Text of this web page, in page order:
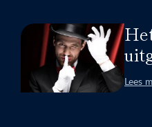
Lees